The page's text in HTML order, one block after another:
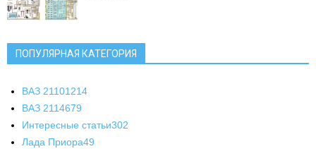
ПОПУЛЯРНАЯ КАТЕГОРИЯ
ВАЗ 21101214
ВАЗ 2114679
Интересные статьи302
Лада Приора49